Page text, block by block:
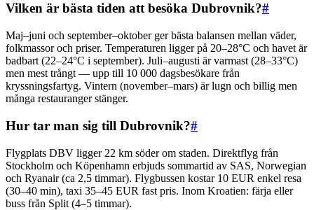
Vilken är bästa tiden att besöka Dubrovnik?#
Maj–juni och september–oktober ger bästa balansen mellan väder,
folkmassor och priser. Temperaturen ligger på 20–28°C och havet är
badbart (22–24°C i september). Juli–augusti är varmast (28–33°C)
men mest trångt — upp till 10 000 dagsbesökare från
kryssningsfartyg. Vintern (november–mars) är lugn och billig men
många restauranger stänger.
Hur tar man sig till Dubrovnik?#
Flygplats DBV ligger 22 km söder om staden. Direktflyg från
Stockholm och Köpenhamn erbjuds sommartid av SAS, Norwegian
och Ryanair (ca 2,5 timmar). Flygbussen kostar 10 EUR enkel resa
(30–40 min), taxi 35–45 EUR fast pris. Inom Kroatien: färja eller
buss från Split (4–5 timmar).